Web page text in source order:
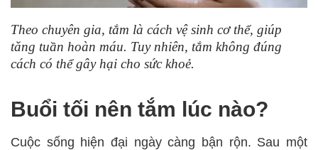
Theo chuyên gia, tắm là cách vệ sinh cơ thể, giúp
tăng tuần hoàn máu. Tuy nhiên, tắm không đúng
cách có thể gây hại cho sức khoẻ.
Buổi tối nên tắm lúc nào?
Cuộc sống hiện đại ngày càng bận rộn. Sau một